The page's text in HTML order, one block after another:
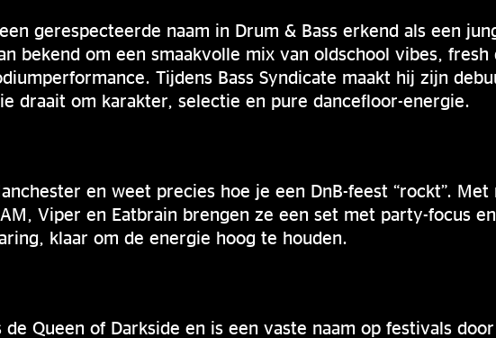
gerespecteerde naam in Drum & Bass erkend als een
bekend om een smaakvolle mix van oldschool vibes, fresh
Tijdens Bass Syndicate maakt hij zijn
draait om karakter, selectie en pure dancefloor-energie.
en weet precies hoe je een DnB-feest “rockt”. Met
Viper en Eatbrain brengen ze een set met party-focus en
klaar om de energie hoog te houden.
de Queen of Darkside en is een vaste naam op festivals